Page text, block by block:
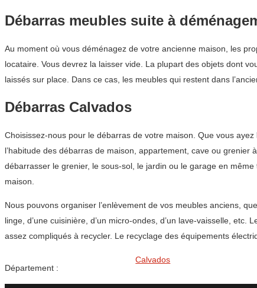
Débarras meubles suite à
Au moment où vous déménagez de votre ancienne maison, les
locataire. Vous devrez la laisser vide. La plupart des objets dont
laissés sur place. Dans ce cas, les meubles qui restent dans
Débarras Calvados
Choisissez-nous pour le débarras de votre maison. Que vous
l’habitude des débarras de maison, appartement, cave ou
débarrasser le grenier, le sous-sol, le jardin ou le garage en
maison.
Nous pouvons organiser l’enlèvement de vos meubles anciens,
linge, d’une cuisinière, d’un micro-ondes, d’un lave-vaisselle,
assez compliqués à recycler. Le recyclage des équipements
Département :
Calvados